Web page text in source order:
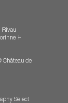
Rivau
H
Château de
Select